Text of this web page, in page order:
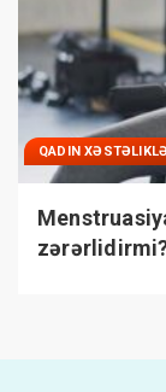
QADIN